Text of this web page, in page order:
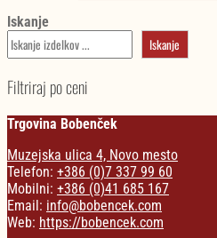
Iskanje
Iskanje
Filtriraj po ceni
Trgovina Bobenček
Muzejska ulica 4, Novo mesto
Telefon: +386 (0)7 337 99 60
Mobilni: +386 (0)41 685 167
Email: info@bobencek.com
Web: https://bobencek.com